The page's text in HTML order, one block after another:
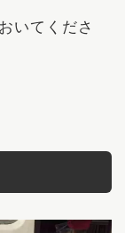
いてくださ